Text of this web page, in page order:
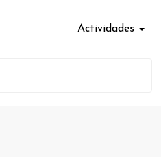
Actividades